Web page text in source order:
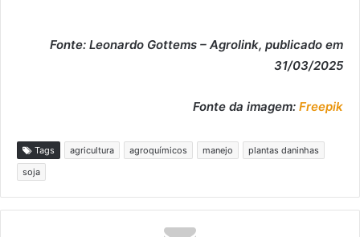
Fonte: Leonardo Gottems – Agrolink, publicado em
31/03/2025
Fonte da imagem: Freepik
Tags agricultura agroquímicos manejo
plantas daninhas
soja